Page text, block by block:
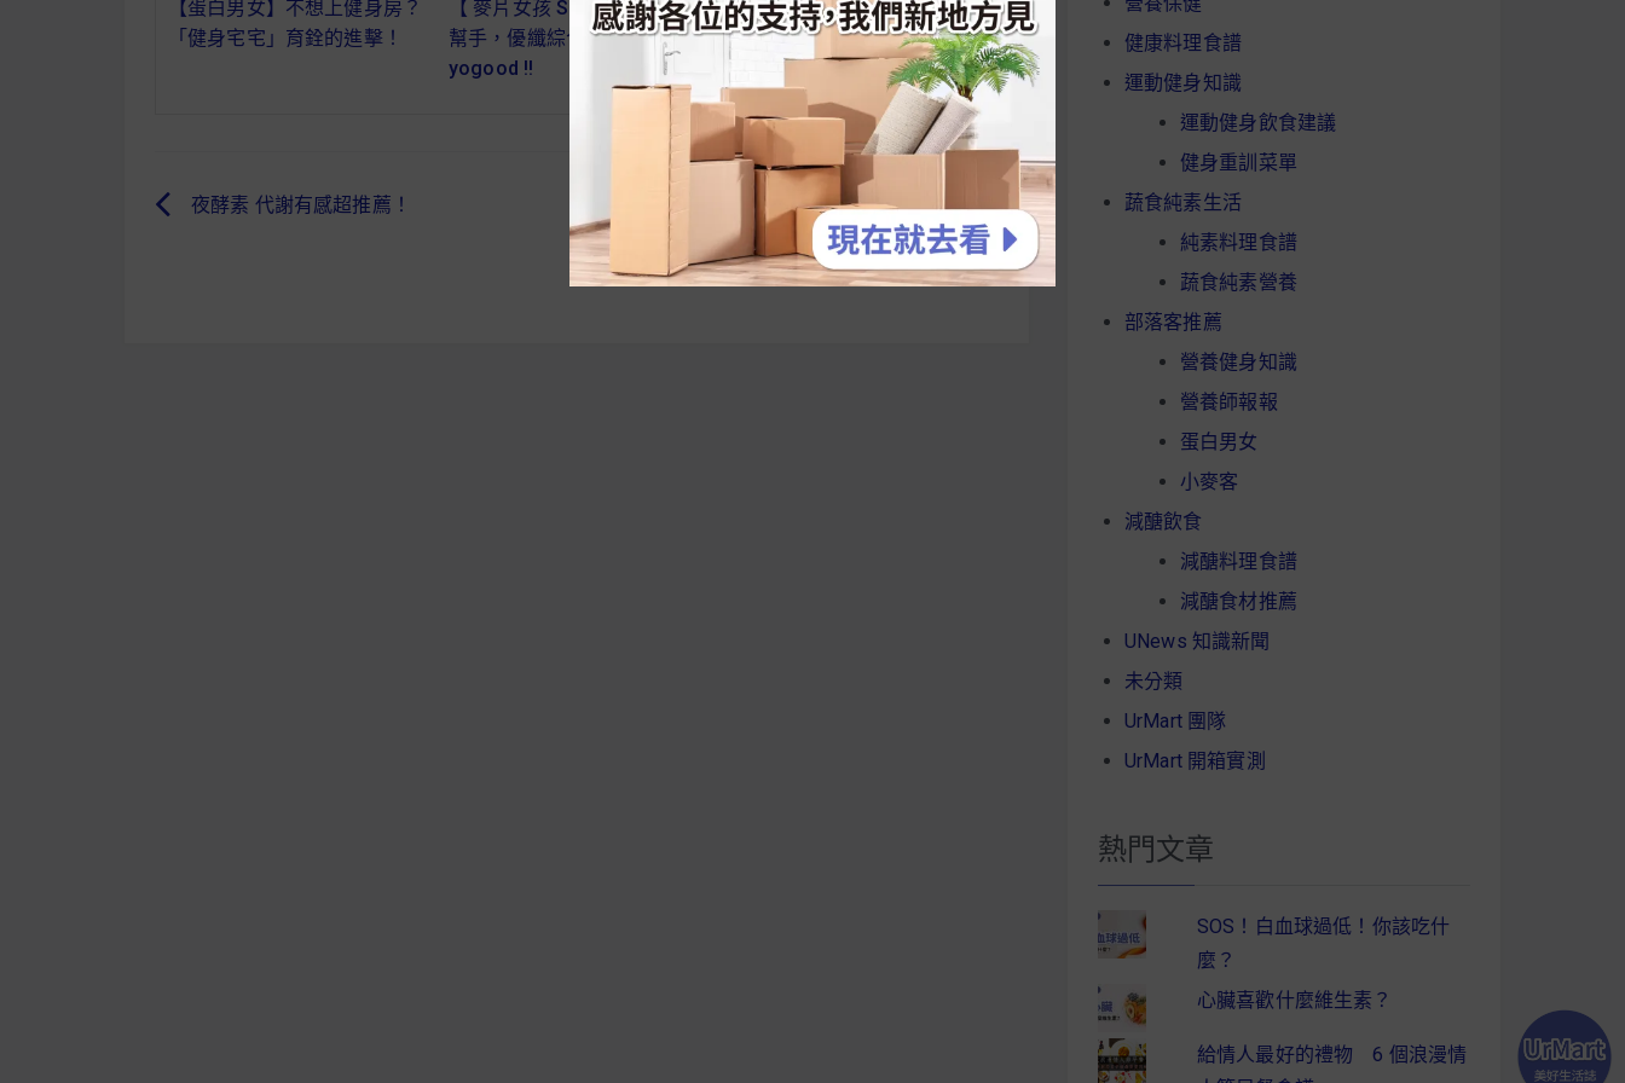
【蛋白男女】不想上健身房？
「健身宅宅」育銓的進擊！
【 麥片女孩 Shin 】減肥的好
幫手，優纖綜合莓果燕麥片
yogood !!
【 寶寶麥片 】給小寶貝營養
滿分的麥片點心 芭芭拉有機
早餐穀片
文
夜酵素 代謝有感超推薦！
健康料理食譜
運動健身知識
運動健身飲食建議
健身重訓菜單
蔬食純素生活
純素料理食譜
蔬食純素營養
部落客推薦
營養健身知識
營養師報報
蛋白男女
小麥客
減醣飲食
減醣料理食譜
減醣食材推薦
UNews 知識新聞
未分類
UrMart 團隊
UrMart 開箱實測
熱門文章
SOS！白血球過低！你該吃什
麼？
心臟喜歡什麼維生素？
給情人最好的禮物 6 個浪漫情